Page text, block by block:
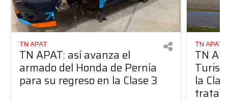
TN APAT
TN APAT: así avanza el
armado del Honda de Pernía
para su regreso en la Clase 3
TN APAT
TN
la
trata?